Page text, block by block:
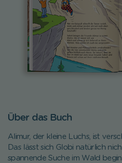
Über das Buch
Alimur, der kleine Luchs, ist
Das lässt sich Globi natürlich
spannende Suche im Wald